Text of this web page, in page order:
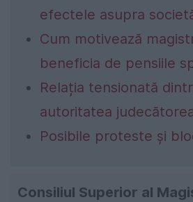
efectele asupra
Cum motivează
beneficia de pensiile
Relația tensionată
autoritatea
Posibile proteste și
Consiliul Superior al